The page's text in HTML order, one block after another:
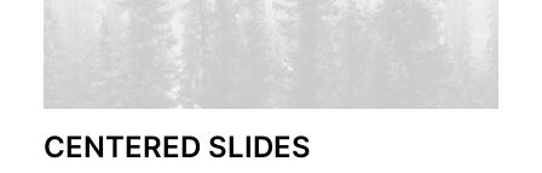
CENTERED SLIDES